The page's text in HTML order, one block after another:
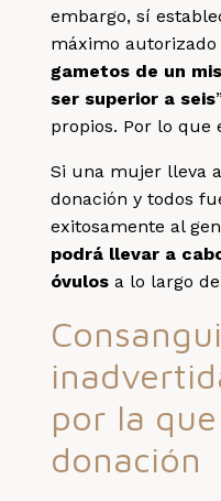
embargo, sí
máximo autorizado
gametos de un
ser superior a seis
propios. Por lo que
Si una mujer lleva
donación y todos
exitosamente al
podrá llevar a
óvulosa lo largo
por la
donación